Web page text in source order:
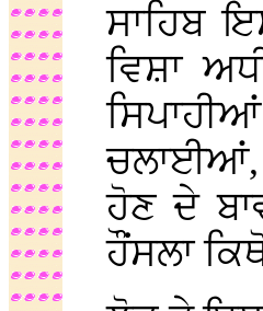
ਸਾਹਿਬ
ਵਿਸ਼ਾ
ਚਲਾਈਆਂ,
ਹੋਣ ਦੇ
ਹੌਂਸਲਾ